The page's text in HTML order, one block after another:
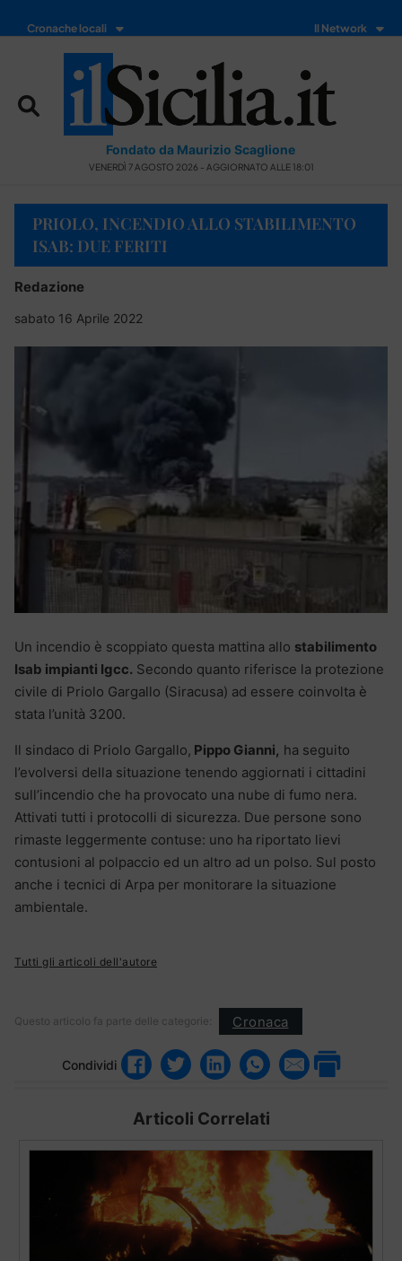
Cronache locali Il Network
Fondato da Maurizio Scaglione
VENERDÌ 7 AGOSTO 2026 - AGGIORNATO ALLE 18:01
PRIOLO, INCENDIO ALLO STABILIMENTO
ISAB: DUE FERITI
Redazione
sabato 16 Aprile 2022
Un incendio è scoppiato questa mattina allo stabilimento
Isab impianti Igcc. Secondo quanto riferisce la protezione
civile di Priolo Gargallo (Siracusa) ad essere coinvolta è
stata l’unità 3200.
Il sindaco di Priolo Gargallo, Pippo Gianni, ha seguito
l’evolversi della situazione tenendo aggiornati i cittadini
sull’incendio che ha provocato una nube di fumo nera.
Attivati tutti i protocolli di sicurezza. Due persone sono
rimaste leggermente contuse: uno ha riportato lievi
contusioni al polpaccio ed un altro ad un polso. Sul posto
anche i tecnici di Arpa per monitorare la situazione
ambientale.
Tutti gli articoli dell'autore
Questo articolo fa parte delle categorie: Cronaca
Condividi
Articoli Correlati